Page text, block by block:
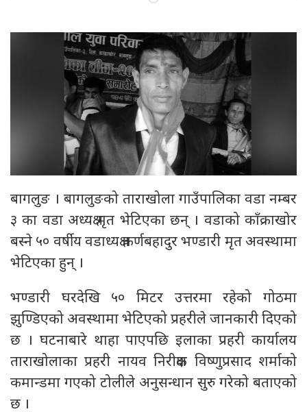
बागलुङ । बागलुङको ताराखोला गाउँपालिका वडा नम्बर
३ का वडा अध्यक्ष मृत भेटिएका छन् । वडाको काँक्राखोर
बस्ने ५० वर्षीय वडाध्यक्ष कर्णबहादुर भण्डारी मृत अवस्थामा
भेटिएका हुन् ।
भण्डारी घरदेखि ५० मिटर उत्तरमा रहेको गोठमा
झुण्डिएको अवस्थामा भेटिएको प्रहरीले जानकारी दिएको
छ । घटनाबारे थाहा पाएपछि इलाका प्रहरी कार्यालय
ताराखोलाका प्रहरी नायव निरीक्षक विष्णुप्रसाद शर्माको
कमान्डमा गएको टोलीले अनुसन्धान सुरु गरेको बताएको
छ ।